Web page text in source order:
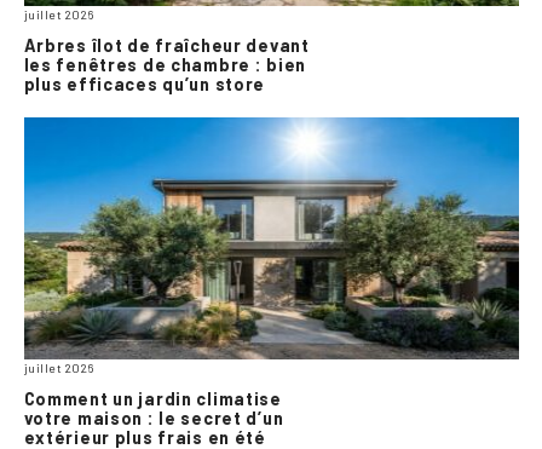
juillet 2026
Arbres îlot de fraîcheur devant
les fenêtres de chambre : bien
plus efficaces qu’un store
juillet 2026
Comment un jardin climatise
votre maison : le secret d’un
extérieur plus frais en été